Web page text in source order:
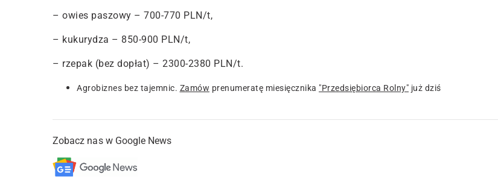
– owies paszowy – 700-770 PLN/t,
– kukurydza – 850-900 PLN/t,
– rzepak (bez dopłat) – 2300-2380 PLN/t.
Agrobiznes bez tajemnic. Zamów prenumeratę miesięcznika "Przedsiębiorca Rolny" już dziś
Zobacz nas w Google News